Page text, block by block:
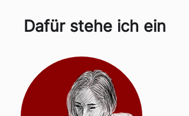
Dafür stehe ich ein